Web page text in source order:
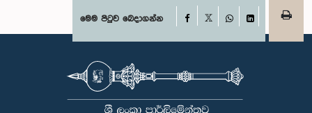
මෙම පිටුව බෙදාගන්න Facebook